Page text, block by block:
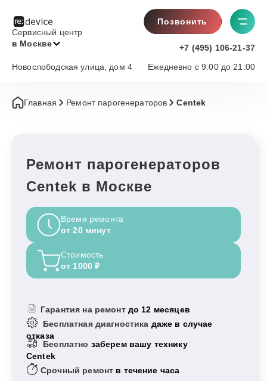
Сервисный центр
в Москве
Позвонить
+7 (495) 106-21-37
Ежедневно с 9:00 до 21:00
Новослободская улица, дом 4
Главная Ремонт парогенераторов Centek
Ремонт парогенераторов
Centek в Москве
Время ремонта
от 20 минут
Стоимость
от 1000 ₽
Гарантия на ремонт до 12 месяцев
Бесплатная диагностика даже в случае
отказа
Бесплатно заберем вашу технику
Centek
Срочный ремонт в течение часа